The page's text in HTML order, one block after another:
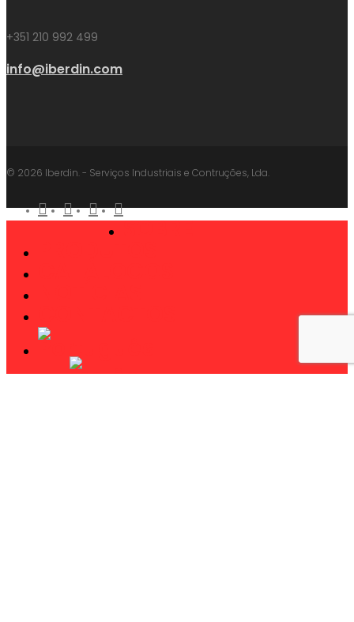
+351 210 992 499
info@iberdin.com
© 2026 Iberdin. - Serviços Industriais e Contruções, Lda.
facebooklinkedinyoutubeinstagram
SOBRE